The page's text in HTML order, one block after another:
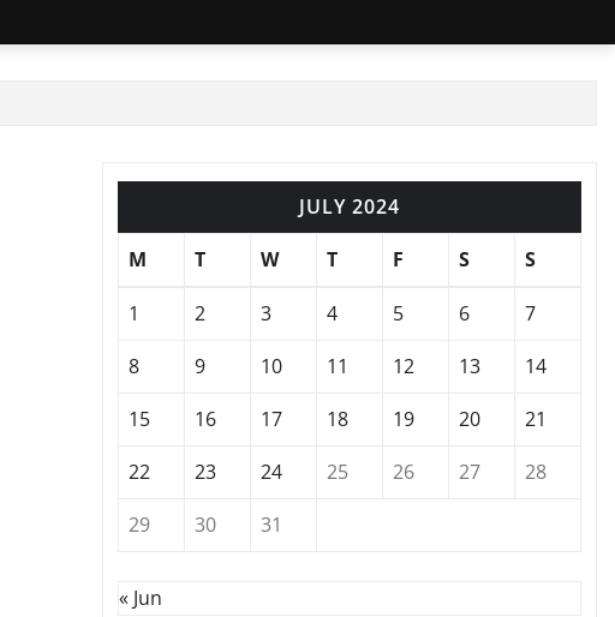
JULY 2024
M
T W T F S S
1 2 3 4 5 6
7
8
9 10 11 12 13
14
15
16 17 18 19 20
21
22
23 24 25 26 27
28
29
30 31
« Jun